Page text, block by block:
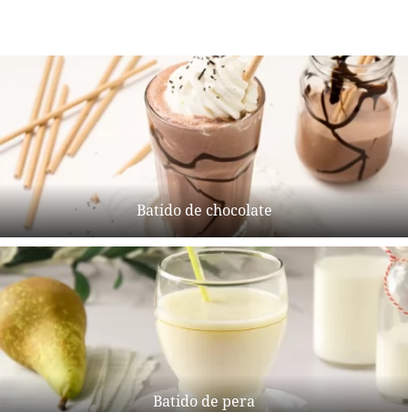
Batido de chocolate
Batido de pera